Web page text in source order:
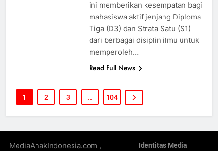
ini memberikan kesempatan bagi
mahasiswa aktif jenjang Diploma
Tiga (D3) dan Strata Satu (S1)
dari berbagai disiplin ilmu untuk
memperoleh…
Read Full News
1 2 3 … 104
MediaAnakIndonesia.com ,
Identitas Media